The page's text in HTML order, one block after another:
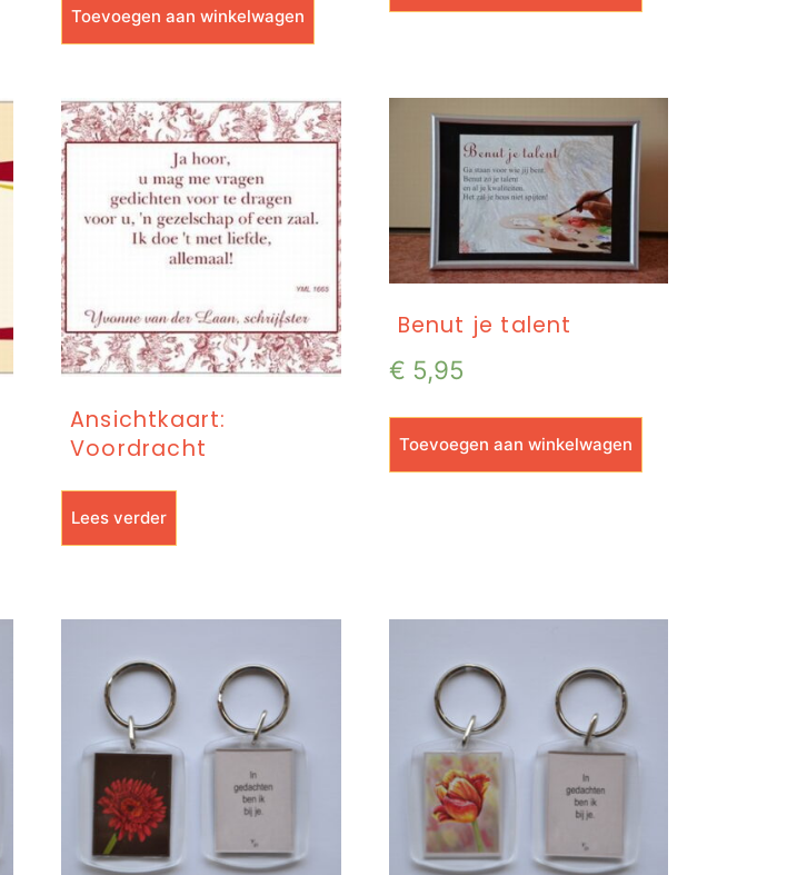
Toevoegen aan winkelwagen
Ansichtkaart:
Voordracht
Lees verder
Benut je talent
€ 5,95
Toevoegen aan winkelwagen